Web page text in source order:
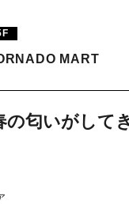
MART
の匂いがして